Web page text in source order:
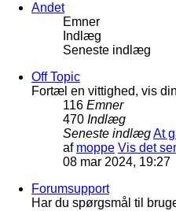
Andet
Emner
Indlæg
Seneste indlæg
Off Topic
Fortæl en vittighed, vis
116 Emner
470 Indlæg
Seneste indlægAt
af moppe Vis det
08 mar 2024, 19:27
Forumsupport
Har du spørgsmål til